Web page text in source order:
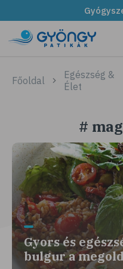
Főoldal
Egészség &
Élet
#
Gyors és
bulgur a